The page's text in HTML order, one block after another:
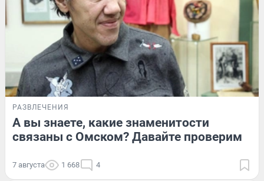
РАЗВЛЕЧЕНИЯ
А вы знаете, какие знаменитости
связаны с Омском? Давайте проверим
7 августа 1 668 4